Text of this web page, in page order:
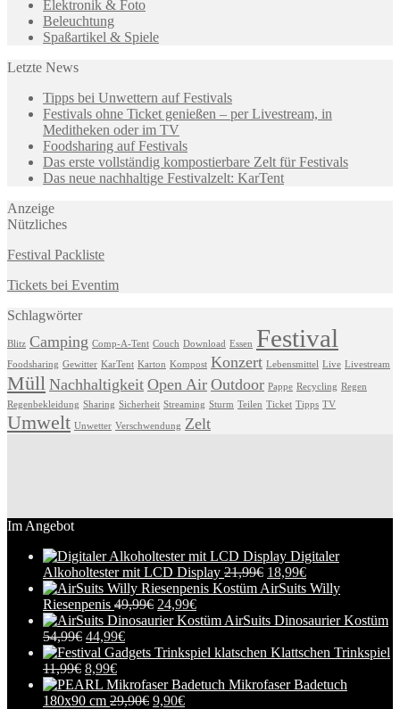
Elektronik & Foto
Beleuchtung
Spaßartikel & Spiele
Letzte News
Tipps bei Unwettern auf Festivals
Festivals ohne Ticket genießen – per Livestream, in
Meditheken oder im TV
Foodsharing auf Festivals
Das erste vollständig kompostierbare Zelt für Festivals
Das neue nachhaltige Festivalzelt: KarTent
Anzeige
Nützliches
Festival Packliste
Tickets bei Eventim
Schlagwörter
Blitz Camping Comp-A-Tent Couch Download Essen Festival
Foodsharing Gewitter KarTent Karton Kompost Konzert Lebensmittel Live Livestream
Müll Nachhaltigkeit Open Air Outdoor Pappe Recycling Regen
Regenbekleidung Sharing Sicherheit Streaming Sturm Teilen Ticket Tipps TV
Umwelt Unwetter Verschwendung Zelt
Im Angebot
Digitaler
Alkoholtester mit LCD Display 21,99€ 18,99€
AirSuits Willy
Riesenpenis 49,99€ 24,99€
AirSuits Dinosaurier Kostüm
54,99€ 44,99€
Klattschen Trinkspiel
11,99€ 8,99€
Mikrofaser Badetuch
180x90 cm 29,90€ 9,90€